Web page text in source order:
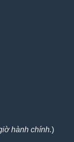
hành chính.)